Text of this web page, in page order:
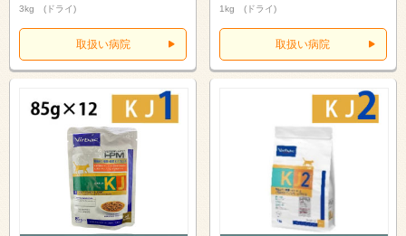
3kg (ドライ)
取扱い病院
1kg (ドライ)
取扱い病院